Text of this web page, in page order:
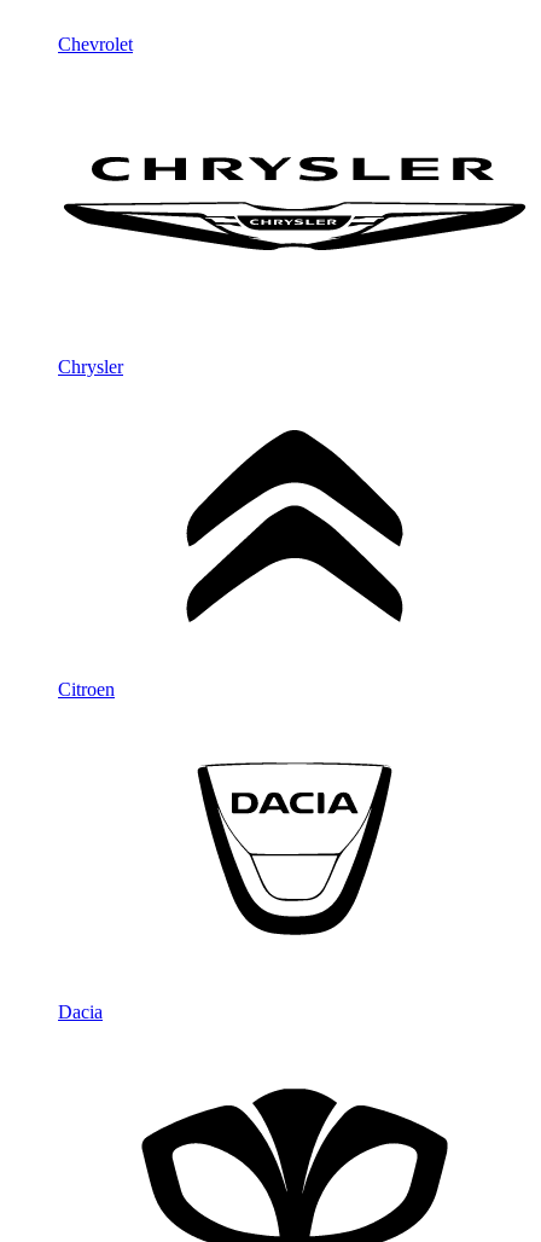
Chevrolet
Chrysler
Citroen
Dacia